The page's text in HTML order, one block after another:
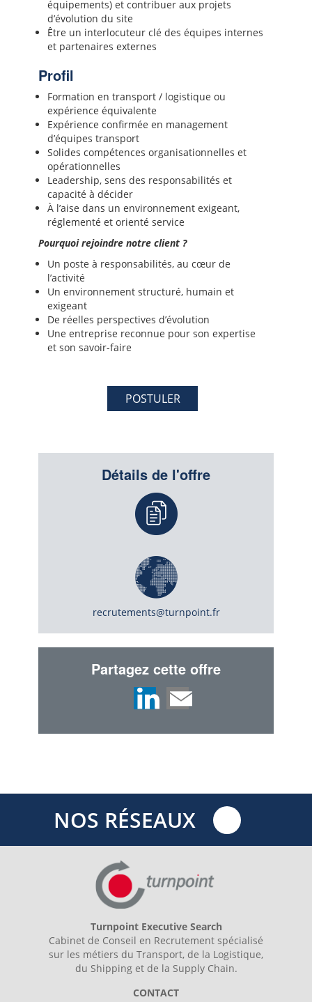
équipements) et contribuer aux projets
d’évolution du site
Être un interlocuteur clé des équipes internes
et partenaires externes
Profil
Formation en transport / logistique ou
expérience équivalente
Expérience confirmée en management
d’équipes transport
Solides compétences organisationnelles et
opérationnelles
Leadership, sens des responsabilités et
capacité à décider
À l’aise dans un environnement exigeant,
réglementé et orienté service
Pourquoi rejoindre notre client ?
Un poste à responsabilités, au cœur de
l’activité
Un environnement structuré, humain et
exigeant
De réelles perspectives d’évolution
Une entreprise reconnue pour son expertise
et son savoir-faire
POSTULER
Détails de l'offre
recrutements@turnpoint.fr
Partagez cette offre
NOS RÉSEAUX
Turnpoint Executive Search
Cabinet de Conseil en Recrutement spécialisé
sur les métiers du Transport, de la Logistique,
du Shipping et de la Supply Chain.
CONTACT